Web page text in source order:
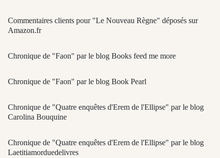
Commentaires clients pour "Le Nouveau Règne" déposés sur
Amazon.fr
Chronique de "Faon" par le blog Books feed me more
Chronique de "Faon" par le blog Book Pearl
Chronique de "Quatre enquêtes d'Erem de l'Ellipse" par le blog
Carolina Bouquine
Chronique de "Quatre enquêtes d'Erem de l'Ellipse" par le blog
Laetitiamorduedelivres